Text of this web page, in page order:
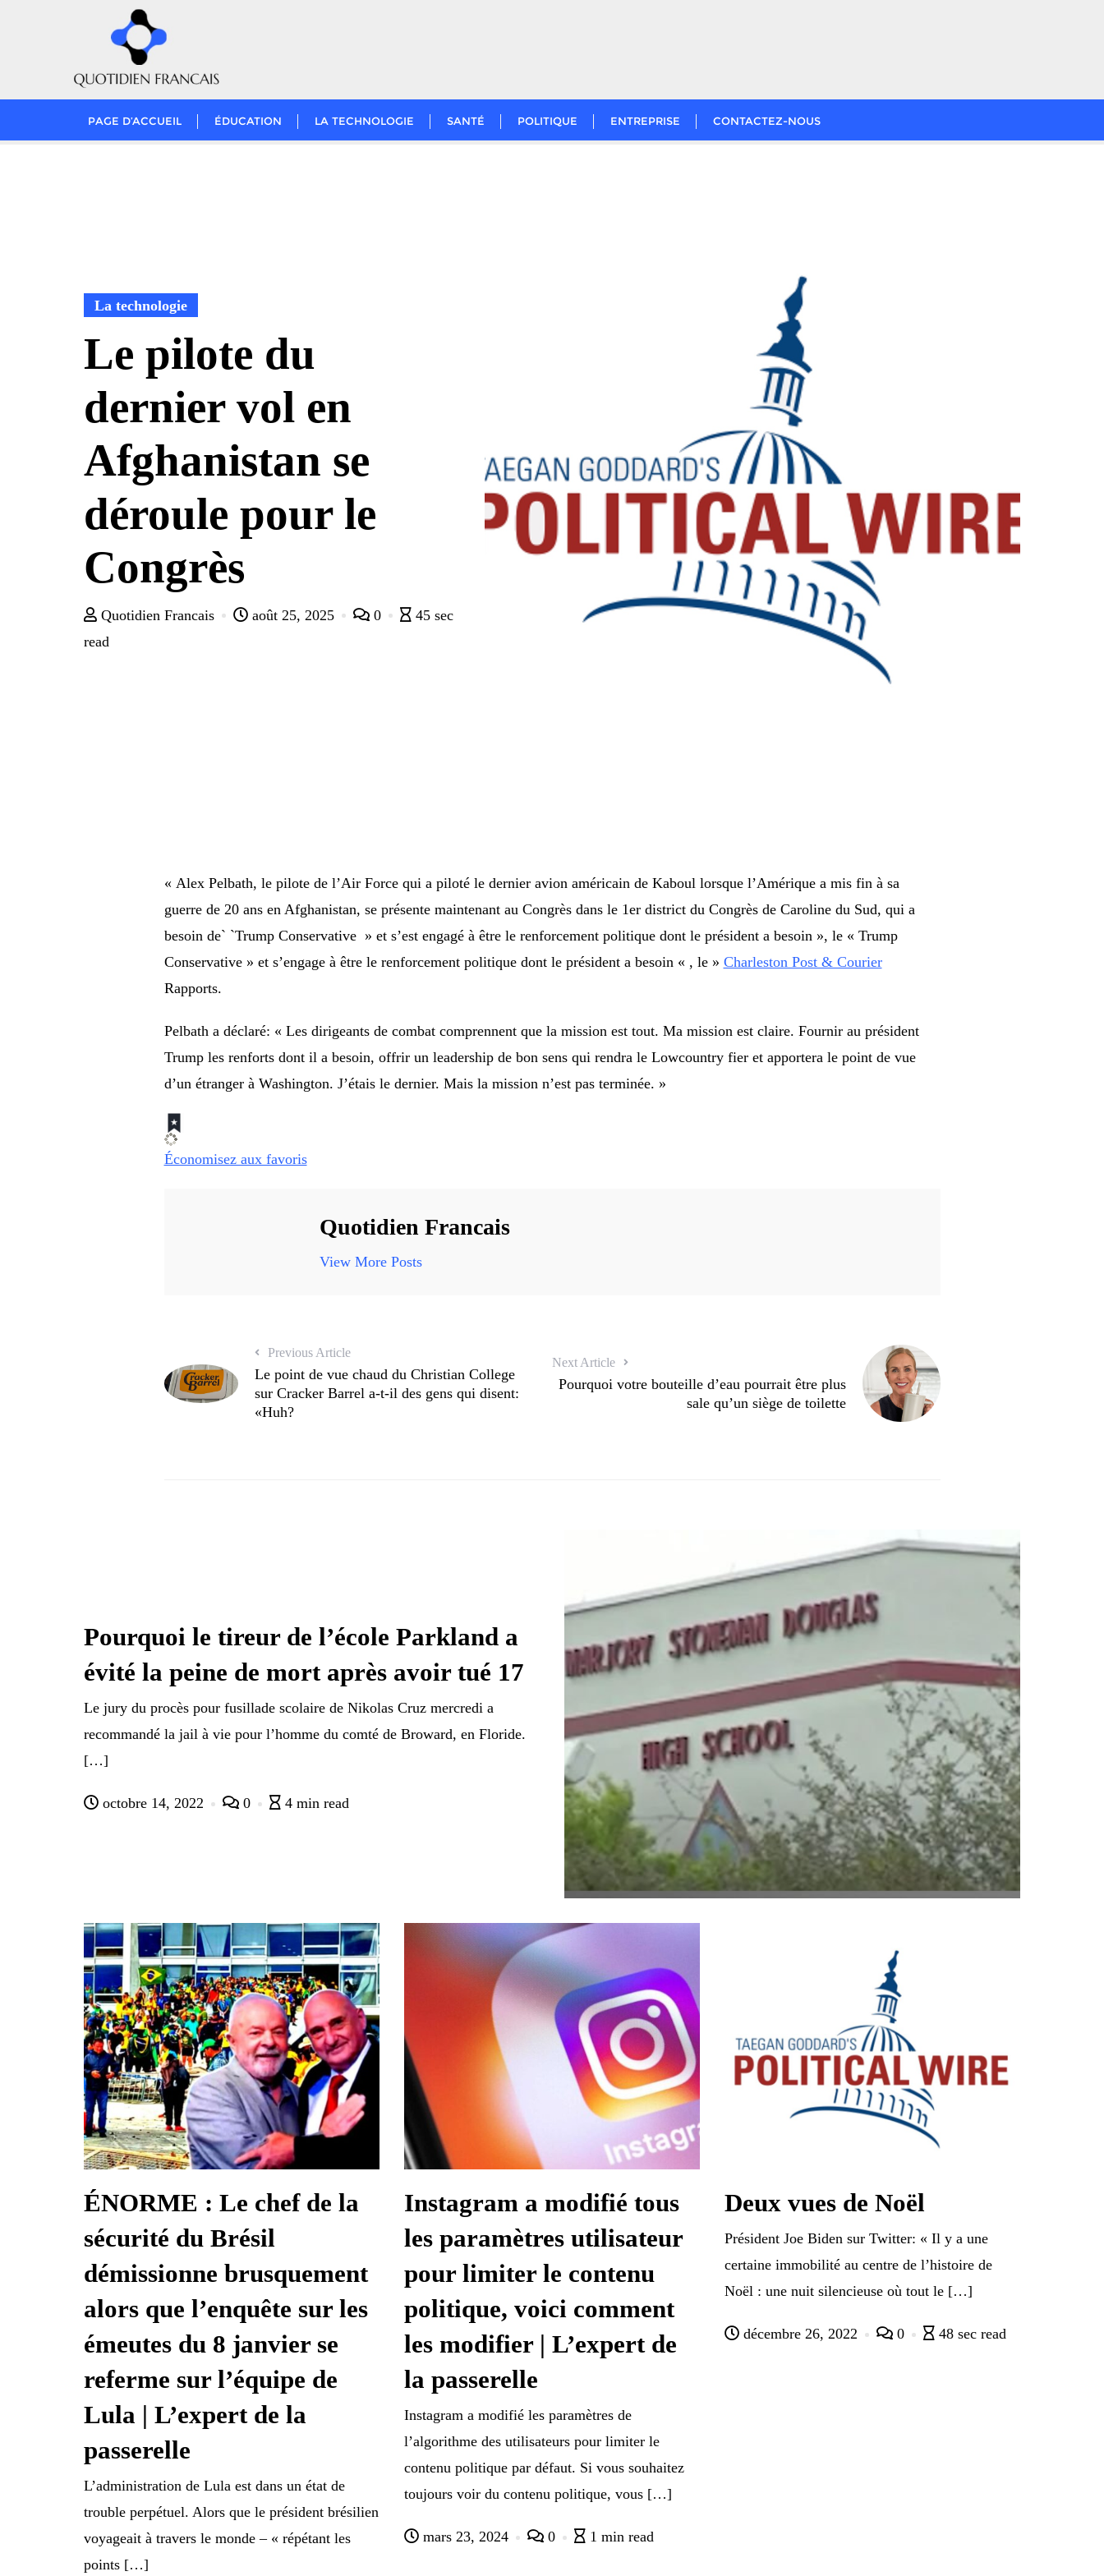
PAGE D’ACCUEIL ÉDUCATION LA TECHNOLOGIE SANTÉ POLITIQUE ENTREPRISE CONTACTEZ-NOUS
La technologie
Le pilote du
dernier vol en
Afghanistan se
déroule pour le
Congrès
Quotidien Francais août 25, 2025 0
45 sec
read
« Alex Pelbath, le pilote de l’Air Force qui a piloté le dernier avion américain de Kaboul lorsque l’Amérique a mis fin à sa
guerre de 20 ans en Afghanistan, se présente maintenant au Congrès dans le 1er district du Congrès de Caroline du Sud, qui a
besoin de` `Trump Conservative » et s’est engagé à être le renforcement politique dont le président a besoin », le « Trump
Conservative » et s’engage à être le renforcement politique dont le président a besoin « , le » Charleston Post & Courier
Rapports.
Pelbath a déclaré: « Les dirigeants de combat comprennent que la mission est tout. Ma mission est claire. Fournir au président
Trump les renforts dont il a besoin, offrir un leadership de bon sens qui rendra le Lowcountry fier et apportera le point de vue
d’un étranger à Washington. J’étais le dernier. Mais la mission n’est pas terminée. »
Économisez aux favoris
Quotidien Francais
View More Posts
Previous Article
Le point de vue chaud du Christian College
sur Cracker Barrel a-t-il des gens qui disent:
«Huh?
Next Article
Pourquoi votre bouteille d’eau pourrait être plus
sale qu’un siège de toilette
Pourquoi le tireur de l’école Parkland a
évité la peine de mort après avoir tué 17
Le jury du procès pour fusillade scolaire de Nikolas Cruz mercredi a
recommandé la jail à vie pour l’homme du comté de Broward, en Floride.
[…]
octobre 14, 2022 0 4 min read
ÉNORME : Le chef de la
sécurité du Brésil
démissionne brusquement
alors que l’enquête sur les
émeutes du 8 janvier se
referme sur l’équipe de
Lula | L’expert de la
passerelle
L’administration de Lula est dans un état de
trouble perpétuel. Alors que le président brésilien
voyageait à travers le monde – « répétant les
points […]
Instagram a modifié tous
les paramètres utilisateur
pour limiter le contenu
politique, voici comment
les modifier | L’expert de
la passerelle
Instagram a modifié les paramètres de
l’algorithme des utilisateurs pour limiter le
contenu politique par défaut. Si vous souhaitez
toujours voir du contenu politique, vous […]
mars 23, 2024 0 1 min read
Deux vues de Noël
Président Joe Biden sur Twitter: « Il y a une
certaine immobilité au centre de l’histoire de
Noël : une nuit silencieuse où tout le […]
décembre 26, 2022 0 48 sec read